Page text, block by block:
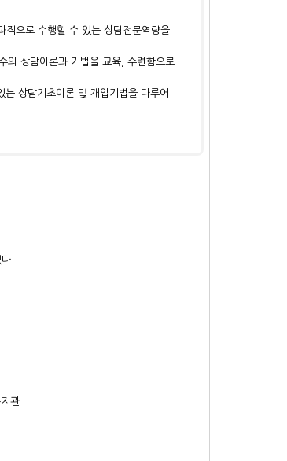
적으로 수행할 수 있는 상담전문역량을
의 상담이론과 기법을 교육, 수련함으로
상담기초이론 및 개입기법을 다루어
관